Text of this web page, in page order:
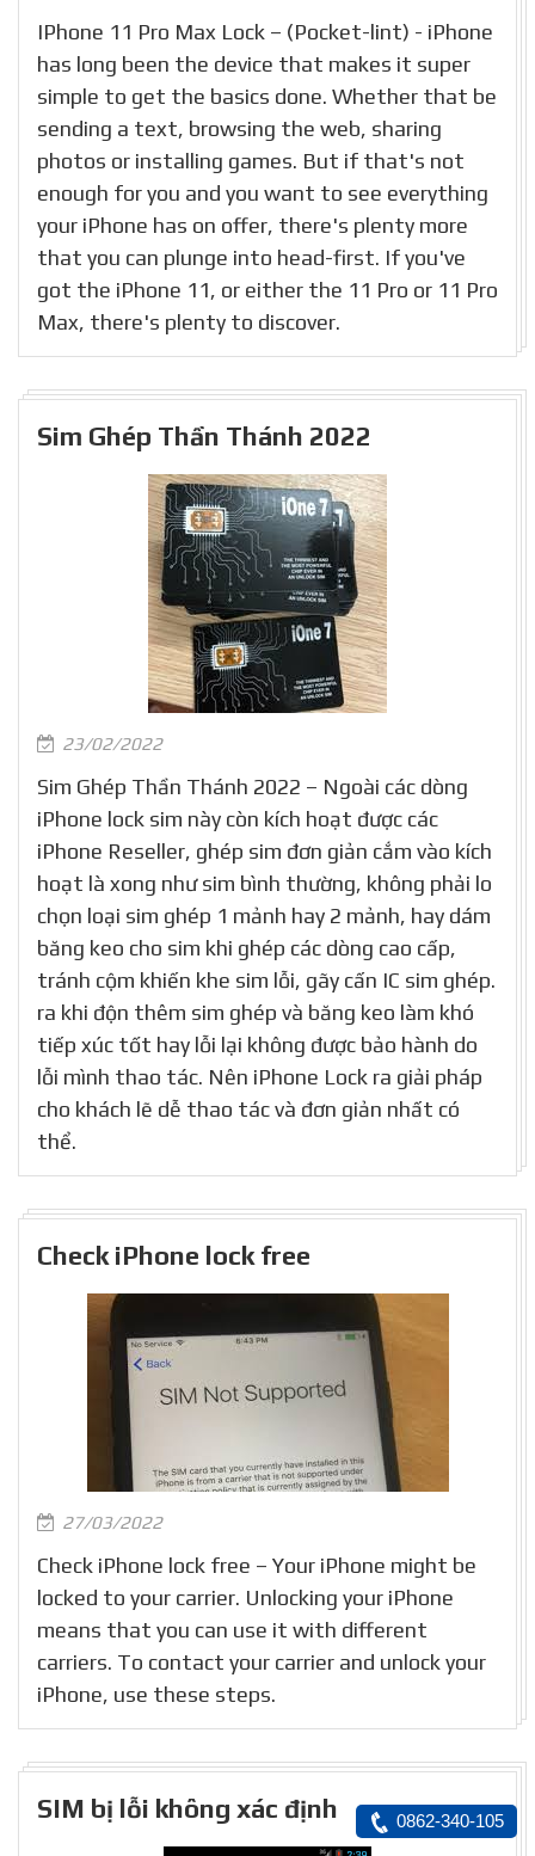
IPhone 11 Pro Max Lock – (Pocket-lint) - iPhone
has long been the device that makes it super
simple to get the basics done. Whether that be
sending a text, browsing the web, sharing
photos or installing games. But if that's not
enough for you and you want to see everything
your iPhone has on offer, there's plenty more
that you can plunge into head-first. If you've
got the iPhone 11, or either the 11 Pro or 11 Pro
Max, there's plenty to discover.
Sim Ghép Thần Thánh 2022
23/02/2022
Sim Ghép Thần Thánh 2022 – Ngoài các dòng
iPhone lock sim này còn kích hoạt được các
iPhone Reseller, ghép sim đơn giản cắm vào kích
hoạt là xong như sim bình thường, không phải lo
chọn loại sim ghép 1 mảnh hay 2 mảnh, hay dám
băng keo cho sim khi ghép các dòng cao cấp,
tránh cộm khiến khe sim lỗi, gãy cấn IC sim ghép.
ra khi độn thêm sim ghép và băng keo làm khó
tiếp xúc tốt hay lỗi lại không được bảo hành do
lỗi mình thao tác. Nên iPhone Lock ra giải pháp
cho khách lẽ dễ thao tác và đơn giản nhất có
thể.
Check iPhone lock free
27/03/2022
Check iPhone lock free – Your iPhone might be
locked to your carrier. Unlocking your iPhone
means that you can use it with different
carriers. To contact your carrier and unlock your
iPhone, use these steps.
SIM bị lỗi không xác định 0862-340-105